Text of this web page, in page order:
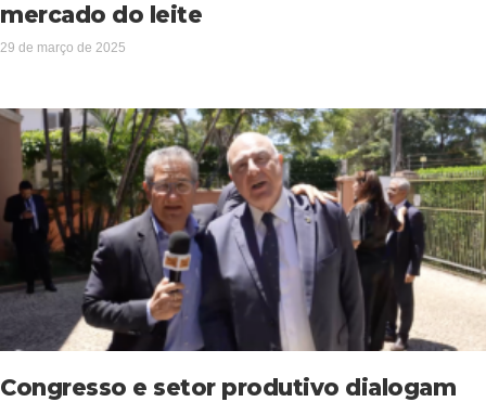
mercado do leite
29 de março de 2025
Congresso e setor produtivo dialogam